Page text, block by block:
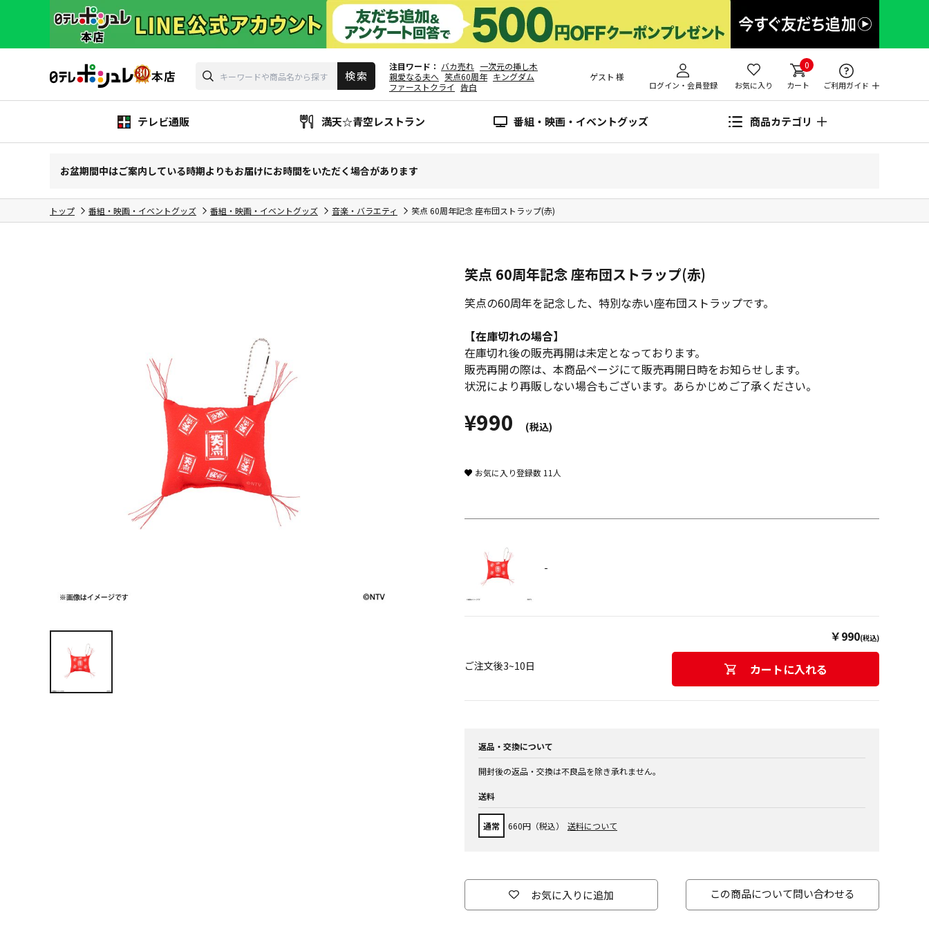
注目ワード バカ売れ 一次元の挿し木
親愛なる夫へ 笑点60周年 キングダム
ファーストクライ
告白
ゲスト 様
ログイン・会員登録 お気に入り
0
カート ご利用ガイド
テレビ通販 満天☆青空レストラン 番組・映画・イベントグッズ 商品カテゴリ
お盆期間中はご案内している時期よりもお届けにお時間をいただく場合があります
トップ 番組・映画・イベントグッズ 番組・映画・イベントグッズ 音楽・バラエティ 笑点 60周年記念 座布団ストラップ(赤)
笑点 60周年記念 座布団ストラップ(赤)
笑点の60周年を記念した、特別な赤い座布団ストラップです。
【在庫切れの場合】
在庫切れ後の販売再開は未定となっております。
販売再開の際は、本商品ページにて販売再開日時をお知らせします。
状況により再販しない場合もございます。あらかじめご了承ください。
¥990 (税込)
お気に入り登録数 11 人
-
￥990(税込)
ご注文後3~10日 カートに入れる
返品・交換について
開封後の返品・交換は不良品を除き承れません。
送料
通常 660円（税込） 送料について
お気に入りに追加 この商品について問い合わせる